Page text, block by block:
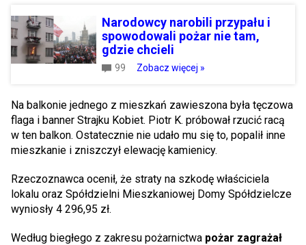
Narodowcy narobili przypału i
spowodowali pożar nie tam,
gdzie chcieli
99 Zobacz więcej »
Na balkonie jednego z mieszkań zawieszona była tęczowa
flaga i banner Strajku Kobiet. Piotr K. próbował rzucić racą
w ten balkon. Ostatecznie nie udało mu się to, popalił inne
mieszkanie i zniszczył elewację kamienicy.
Rzeczoznawca ocenił, że straty na szkodę właściciela
lokalu oraz Spółdzielni Mieszkaniowej Domy Spółdzielcze
wyniosły 4 296,95 zł.
Według biegłego z zakresu pożarnictwa pożar zagrażał